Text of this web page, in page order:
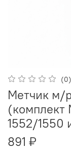
(0)
Метчик м/
1552/1550
891 ₽